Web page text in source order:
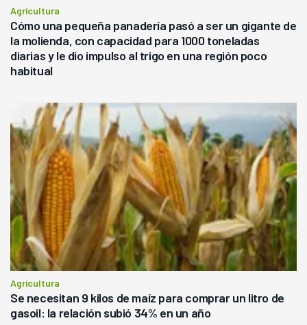
Agricultura
Cómo una pequeña panadería pasó a ser un gigante de
la molienda, con capacidad para 1000 toneladas
diarias y le dio impulso al trigo en una región poco
habitual
Agricultura
Se necesitan 9 kilos de maíz para comprar un litro de
gasoil: la relación subió 34% en un año